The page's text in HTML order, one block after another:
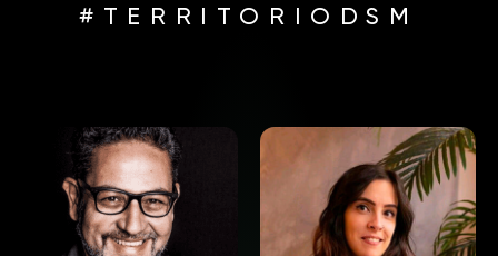
#TERRITORIODSM